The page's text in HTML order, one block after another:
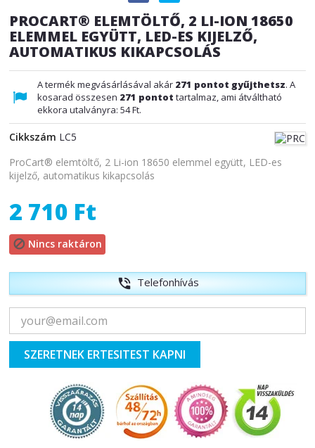
PROCART® ELEMTÖLTŐ, 2 LI-ION 18650
ELEMMEL EGYÜTT, LED-ES KIJELZŐ,
AUTOMATIKUS KIKAPCSOLÁS
A termék megvásárlásával akár 271 pontot gyűjthetsz. A
kosarad összesen 271 pontot tartalmaz, ami átváltható
ekkora utalványra: 54 Ft.
Cikkszám LC5
ProCart® elemtöltő, 2 Li-ion 18650 elemmel együtt, LED-es
kijelző, automatikus kikapcsolás
2 710 Ft
 Nincs raktáron
phone_in_talk Telefonhívás
SZERETNEK ERTESITEST KAPNI